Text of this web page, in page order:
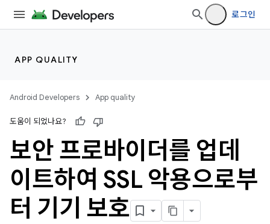
로그인
APP QUALITY
Android Developers App quality
도움이 되었나요?
보안 프로바이더를 업데
이트하여 SSL 악용으로부
터 기기 보호